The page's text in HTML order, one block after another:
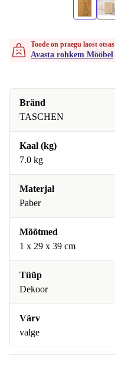
Toode on praegu laost otsas
Avasta rohkem Mööbel
Bränd
TASCHEN
Kaal (kg)
7.0 kg
Materjal
Paber
Mõõtmed
1 x 29 x 39 cm
Tüüp
Dekoor
Värv
valge